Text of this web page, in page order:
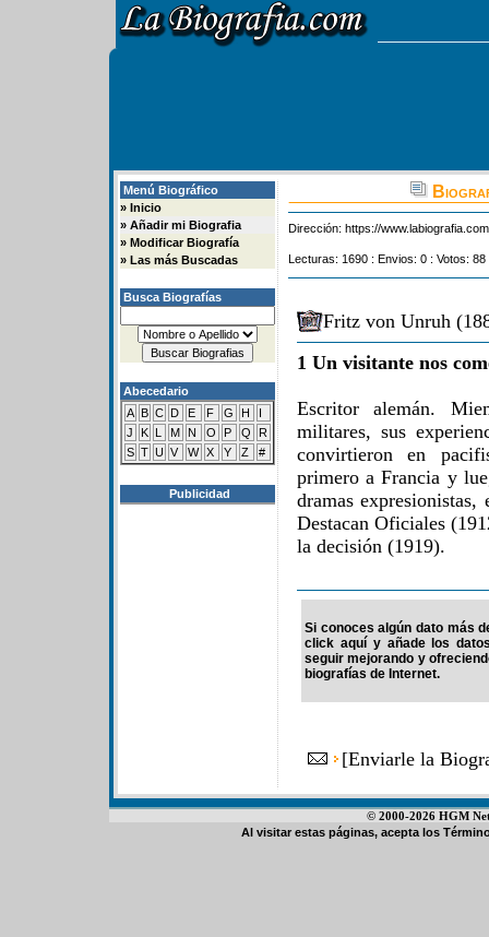
Menú Biográfico
» Inicio
» Añadir mi Biografia
» Modificar Biografía
» Las más Buscadas
Busca Biografías
Abecedario
A B C D E F G H
I
J
K L M N O P Q
R
S T U V W X Y Z #
Publicidad
Dirección: https://
Lecturas: 1690 : Envios: 0 : Votos:
Fritz von Unruh
1 Un visitante nos
Escritor alemán.
militares, sus
convirtieron en
primero a Francia y
dramas
Destacan Oficiales
la decisión (1919).
Si conoces algún dato más
click aquí y añade los
seguir mejorando y
biografías de Internet.
[Enviarle la
© 2000-2026 HGM
Al visitar estas páginas, acepta los